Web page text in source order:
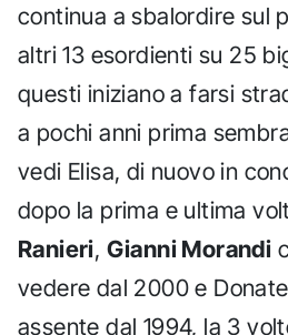
continua a sbalordire sul
altri 13 esordienti su 25
questi iniziano a farsi
a pochi anni prima
vedi Elisa, di nuovo in
dopo la prima e ultima
Ranieri, Gianni Morandi
vedere dal 2000 e
assente dal 1994, la 3